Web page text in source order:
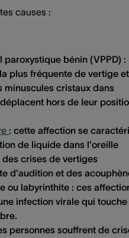
causes :
bénin (VPPD) :
plus fréquente de vertige
minuscules cristaux dans
hors de leur
: cette affection se
de liquide dans l'oreille
crises de vertiges
d'audition et des
ou labyrinthite : ces
infection virale qui touche
personnes souffrent de